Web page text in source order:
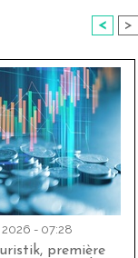
< >
- 07:28
première